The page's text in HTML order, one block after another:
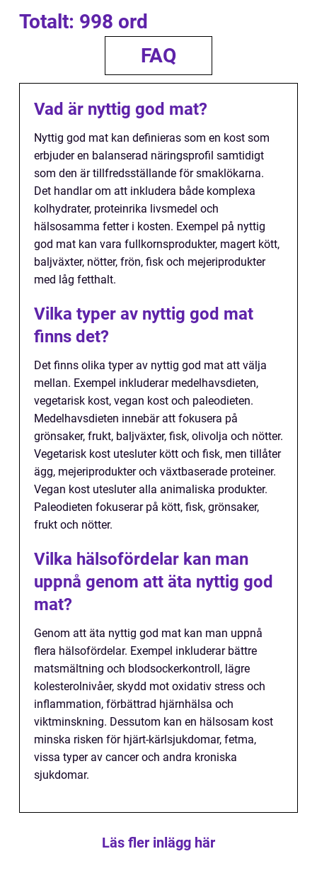
Totalt: 998 ord
FAQ
Vad är nyttig god mat?
Nyttig god mat kan definieras som en kost som
erbjuder en balanserad näringsprofil samtidigt
som den är tillfredsställande för smaklökarna.
Det handlar om att inkludera både komplexa
kolhydrater, proteinrika livsmedel och
hälsosamma fetter i kosten. Exempel på nyttig
god mat kan vara fullkornsprodukter, magert kött,
baljväxter, nötter, frön, fisk och mejeriprodukter
med låg fetthalt.
Vilka typer av nyttig god mat
finns det?
Det finns olika typer av nyttig god mat att välja
mellan. Exempel inkluderar medelhavsdieten,
vegetarisk kost, vegan kost och paleodieten.
Medelhavsdieten innebär att fokusera på
grönsaker, frukt, baljväxter, fisk, olivolja och nötter.
Vegetarisk kost utesluter kött och fisk, men tillåter
ägg, mejeriprodukter och växtbaserade proteiner.
Vegan kost utesluter alla animaliska produkter.
Paleodieten fokuserar på kött, fisk, grönsaker,
frukt och nötter.
Vilka hälsofördelar kan man
uppnå genom att äta nyttig god
mat?
Genom att äta nyttig god mat kan man uppnå
flera hälsofördelar. Exempel inkluderar bättre
matsmältning och blodsockerkontroll, lägre
kolesterolnivåer, skydd mot oxidativ stress och
inflammation, förbättrad hjärnhälsa och
viktminskning. Dessutom kan en hälsosam kost
minska risken för hjärt-kärlsjukdomar, fetma,
vissa typer av cancer och andra kroniska
sjukdomar.
Läs fler inlägg här